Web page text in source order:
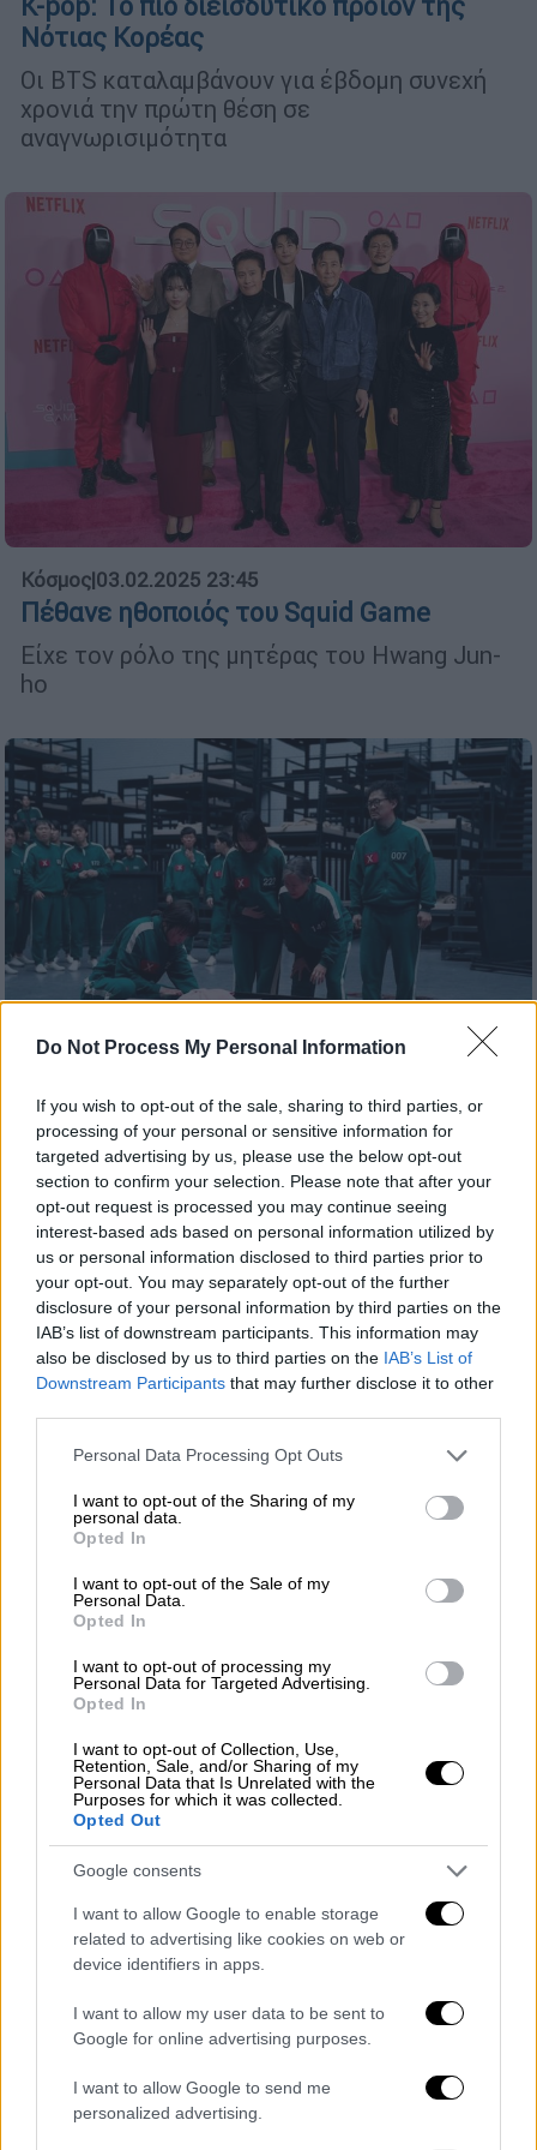
Do Not Process My Personal Information
If you wish to opt-out of the sale, sharing to third parties, or
processing of your personal or sensitive information for
targeted advertising by us, please use the below opt-out
section to confirm your selection. Please note that after your
opt-out request is processed you may continue seeing
interest-based ads based on personal information utilized by
us or personal information disclosed to third parties prior to
your opt-out. You may separately opt-out of the further
disclosure of your personal information by third parties on the
IAB’s list of downstream participants. This information may
also be disclosed by us to third parties on the IAB’s List of
Downstream Participants that may further disclose it to other
Please note that this website/app uses one or more Google
not limited to your visit or usage behaviour. You may click to
grant or deny consent to Google and its third-party tags to
use your data for below specified purposes in below Google
consent section.
Personal Data Processing Opt Outs
I want to opt-out of the Sharing of my
personal data.
Opted In
I want to opt-out of the Sale of my
Personal Data.
Opted In
I want to opt-out of processing my
Personal Data for Targeted Advertising.
Opted In
I want to opt-out of Collection, Use,
Retention, Sale, and/or Sharing of my
Personal Data that Is Unrelated with the
Purposes for which it was collected.
Opted Out
Google consents
I want to allow Google to enable storage
related to advertising like cookies on web or
device identifiers in apps.
I want to allow my user data to be sent to
Google for online advertising purposes.
I want to allow Google to send me
personalized advertising.
Νότιας Κορέας
Οι BTS καταλαμβάνουν για έβδομη συνεχή
χρονιά την πρώτη θέση σε
αναγνωρισιμότητα
Κόσμος|03.02.2025 23:45
Πέθανε ηθοποιός του Squid Game
Είχε τον ρόλο της μητέρας του Hwang Jun-
ho
Τηλεόραση |31.01.2025 22:00
Το Netflix ανακοίνωσε την πρεμιέρα της
τρίτης και τελευταίας σεζόν του Squid
Game
Εσείς είστε έτοιμοι για το τελευταίο
παιχνίδι;
Our Network|07.01.2025 18:00
Στο Νο2 και ολοταχώς για κορυφή: Η
νέα σειρά του Netflix που πάει να
ξεπεράσει και το Squid Game
Σαρώνει και υπάρχει ένας σοβαρός λόγος γι'
αυτό...